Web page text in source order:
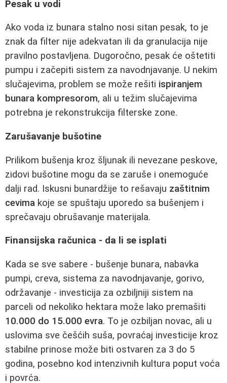
Pesak u vodi
Ako voda iz bunara stalno nosi sitan pesak, to je
znak da filter nije adekvatan ili da granulacija nije
pravilno postavljena. Dugoročno, pesak će oštetiti
pumpu i začepiti sistem za navodnjavanje. U nekim
slučajevima, problem se može rešiti ispiranjem
bunara kompresorom, ali u težim slučajevima
potrebna je rekonstrukcija filterske zone.
Zarušavanje bušotine
Prilikom bušenja kroz šljunak ili nevezane peskove,
zidovi bušotine mogu da se zaruše i onemoguće
dalji rad. Iskusni bunardžije to rešavaju zaštitnim
cevima koje se spuštaju uporedo sa bušenjem i
sprečavaju obrušavanje materijala.
Finansijska računica - da li se isplati
Kada se sve sabere - bušenje bunara, nabavka
pumpi, creva, sistema za navodnjavanje, gorivo,
održavanje - investicija za ozbiljniji sistem na
parceli od nekoliko hektara može lako premašiti
10.000 do 15.000 evra. To je ozbiljan novac, ali u
uslovima sve češćih suša, povraćaj investicije kroz
stabilne prinose može biti ostvaren za 3 do 5
godina, posebno kod intenzivnih kultura poput voća
i povrća.